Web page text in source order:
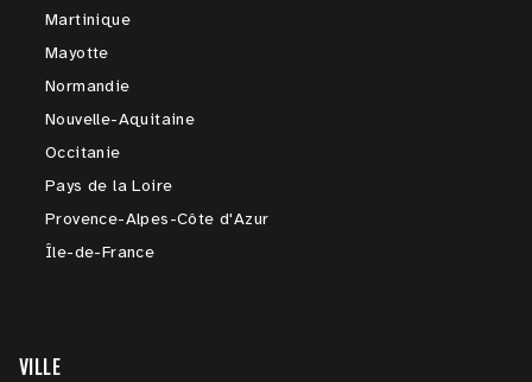
Martinique
Mayotte
Normandie
Nouvelle-Aquitaine
Occitanie
Pays de la Loire
Provence-Alpes-Côte d'Azur
Île-de-France
VILLE